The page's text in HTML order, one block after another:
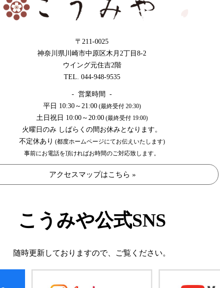
〒211-0025
神奈川県川崎市中原区木月2丁目8-2
ウイング元住吉2階
TEL. 044-948-9535
- 営業時間 -
平日 10:30～21:00(最終受付 20:30)
土日祝日 10:00～20:00(最終受付 19:00)
火曜日のみ しばらくの間お休みとなります。
不定休あり (都度ホームページにてお伝えいたします)
事前にお電話を頂ければお時間のご対応致します。
アクセスマップはこちら »
こうみや公式SNS
随時更新しておりますので、 ご覧ください。